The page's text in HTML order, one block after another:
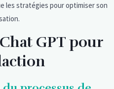
les stratégies pour optimiser son
GPT pour